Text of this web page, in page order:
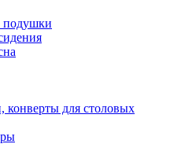
подушки
конверты для столовых